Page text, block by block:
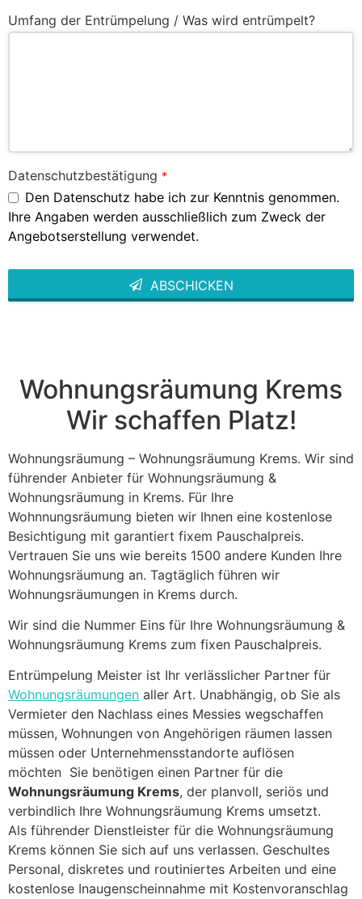
Umfang der Entrümpelung / Was wird entrümpelt?
Datenschutzbestätigung *
Den Datenschutz habe ich zur Kenntnis genommen.
Ihre Angaben werden ausschließlich zum Zweck der
Angebotserstellung verwendet.
ABSCHICKEN
Wohnungsräumung Krems
Wir schaffen Platz!
Wohnungsräumung – Wohnungsräumung Krems. Wir sind
führender Anbieter für Wohnungsräumung &
Wohnungsräumung in Krems. Für Ihre
Wohnnungsräumung bieten wir Ihnen eine kostenlose
Besichtigung mit garantiert fixem Pauschalpreis.
Vertrauen Sie uns wie bereits 1500 andere Kunden Ihre
Wohnungsräumung an. Tagtäglich führen wir
Wohnungsräumungen in Krems durch.
Wir sind die Nummer Eins für Ihre Wohnungsräumung &
Wohnungsräumung Krems zum fixen Pauschalpreis.
Entrümpelung Meister ist Ihr verlässlicher Partner für
Wohnungsräumungen aller Art. Unabhängig, ob Sie als
Vermieter den Nachlass eines Messies wegschaffen
müssen, Wohnungen von Angehörigen räumen lassen
müssen oder Unternehmensstandorte auflösen
möchten Sie benötigen einen Partner für die
Wohnungsräumung Krems, der planvoll, seriös und
verbindlich Ihre Wohnungsräumung Krems umsetzt.
Als führender Dienstleister für die Wohnungsräumung
Krems können Sie sich auf uns verlassen. Geschultes
Personal, diskretes und routiniertes Arbeiten und eine
kostenlose Inaugenscheinnahme mit Kostenvoranschlag